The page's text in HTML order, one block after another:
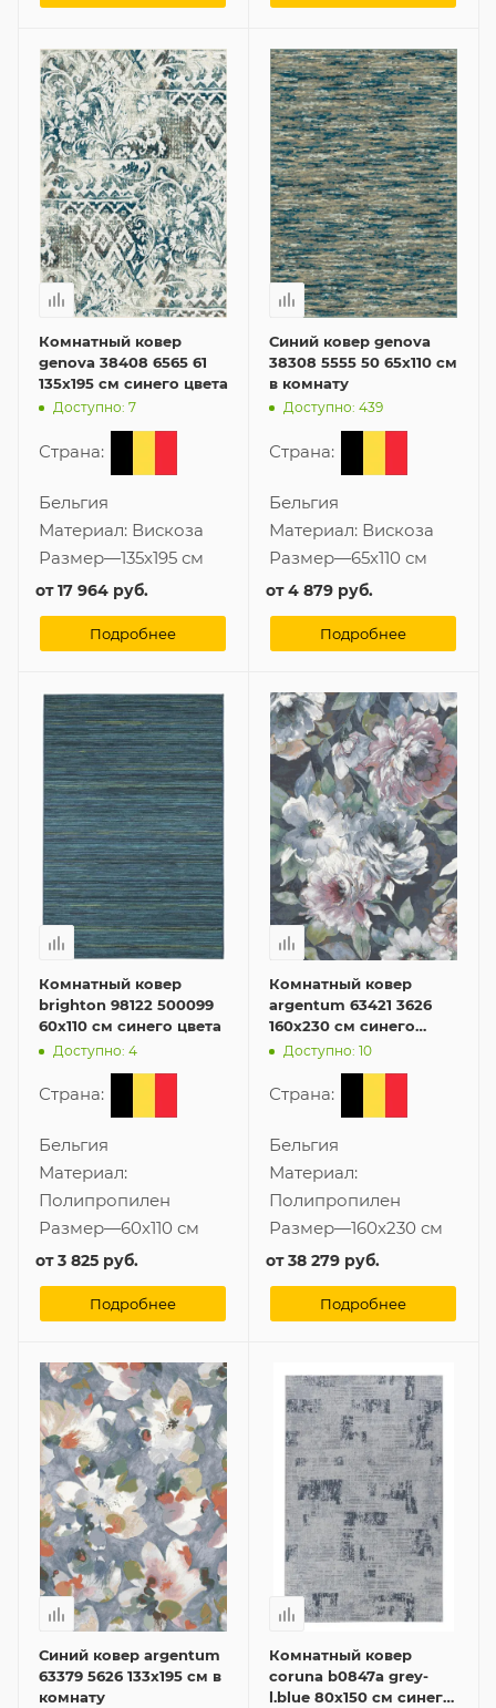
Комнатный ковер
genova 38408 6565 61
135x195 см синего цвета
Доступно: 7
Страна:
Бельгия
Материал: Вискоза
Размер—135x195 см
от17 964 руб.
Подробнее
Синий ковер genova
38308 5555 50 65x110 см
в комнату
Доступно: 439
Страна:
Бельгия
Материал: Вискоза
Размер—65x110 см
от4 879 руб.
Подробнее
Комнатный ковер
brighton 98122 500099
60x110 см синего цвета
Доступно: 4
Страна:
Бельгия
Материал:
Полипропилен
Размер—60x110 см
от3 825 руб.
Подробнее
Комнатный ковер
argentum 63421 3626
160x230 см синего
цвета
Доступно: 10
Страна:
Бельгия
Материал:
Полипропилен
Размер—160x230 см
от38 279 руб.
Подробнее
Синий ковер argentum
63379 5626 133x195 см в
комнату
Комнатный ковер
coruna b0847a grey-
l.blue 80x150 см синего